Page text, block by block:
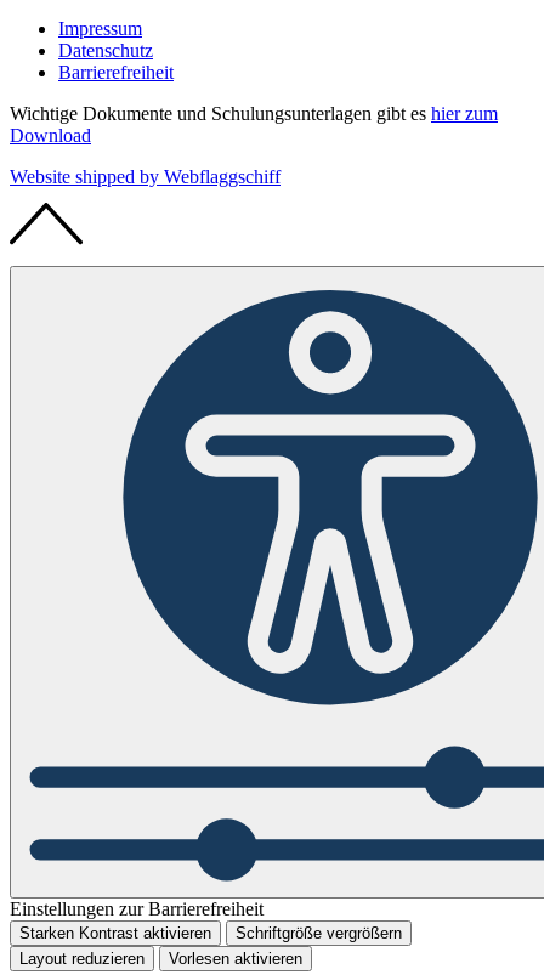
Impressum
Datenschutz
Barrierefreiheit
Wichtige Dokumente und Schulungsunterlagen gibt es hier zum
Download
Website shipped by Webflaggschiff
Einstellungen zur Barrierefreiheit
Starken Kontrast aktivieren
Schriftgröße vergrößern
Layout reduzieren
Vorlesen aktivieren